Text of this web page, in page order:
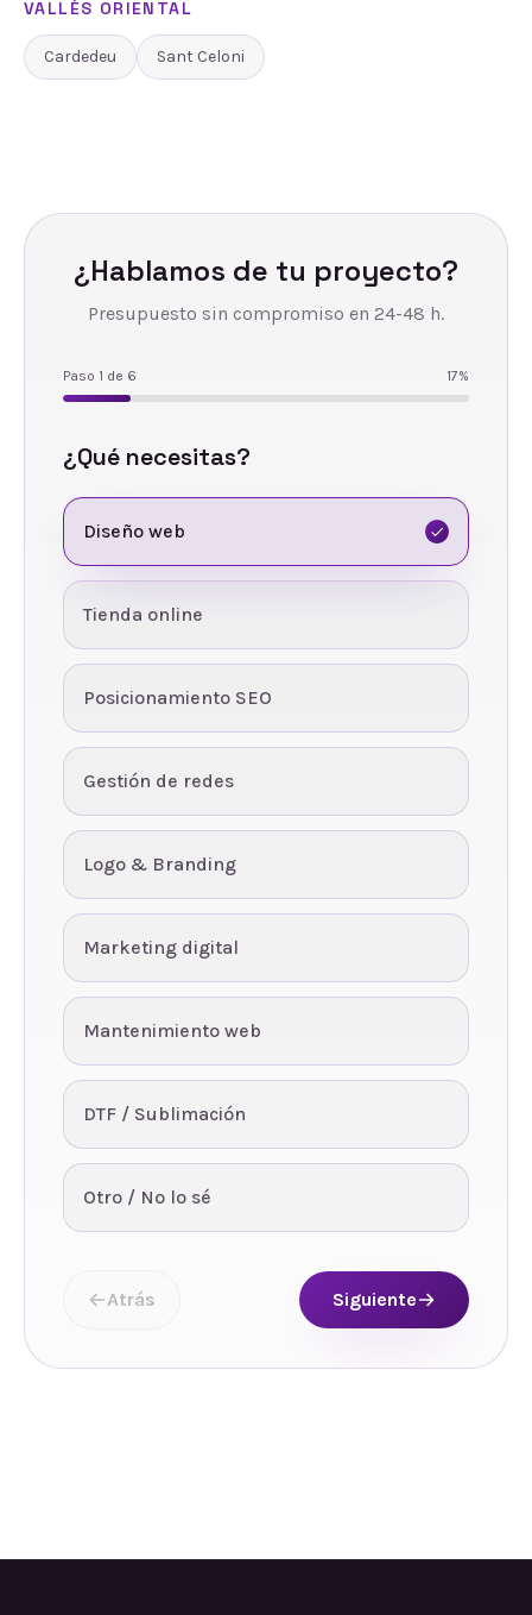
VALLÈS ORIENTAL
Cardedeu Sant Celoni
¿Hablamos de tu proyecto?
Presupuesto sin compromiso en 24-48 h.
Paso 1 de 6 17%
¿Qué necesitas?
Diseño web
Tienda online
Posicionamiento SEO
Gestión de redes
Logo & Branding
Marketing digital
Mantenimiento web
DTF / Sublimación
Otro / No lo sé
Atrás Siguiente